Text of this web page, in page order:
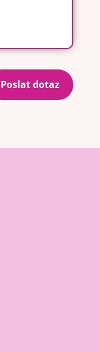
Poslat dotaz